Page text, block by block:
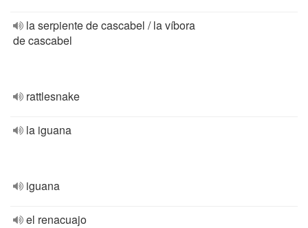
la serpiente de cascabel / la víbora
de cascabel
rattlesnake
la iguana
iguana
el renacuajo